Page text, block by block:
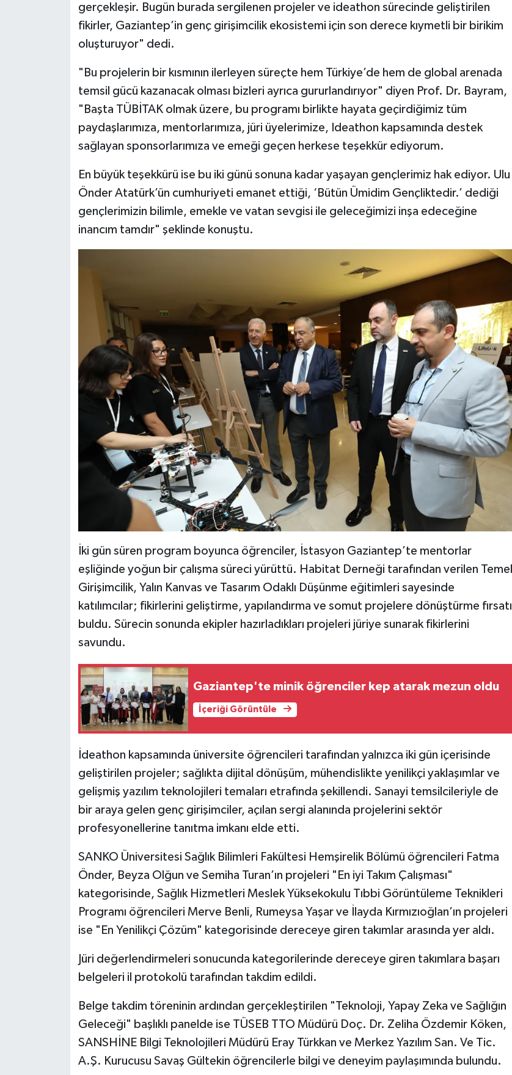
gerçekleşir. Bugün burada sergilenen projeler ve ideathon sürecinde geliştirilen
fikirler, Gaziantep’in genç girişimcilik ekosistemi için son derece kıymetli bir birikim
oluşturuyor" dedi.
"Bu projelerin bir kısmının ilerleyen süreçte hem Türkiye’de hem de global arenada
temsil gücü kazanacak olması bizleri ayrıca gururlandırıyor" diyen Prof. Dr. Bayram,
"Başta TÜBİTAK olmak üzere, bu programı birlikte hayata geçirdiğimiz tüm
paydaşlarımıza, mentorlarımıza, jüri üyelerimize, Ideathon kapsamında destek
sağlayan sponsorlarımıza ve emeği geçen herkese teşekkür ediyorum.
En büyük teşekkürü ise bu iki günü sonuna kadar yaşayan gençlerimiz hak ediyor. Ulu
Önder Atatürk’ün cumhuriyeti emanet ettiği, ‘Bütün Ümidim Gençliktedir.’ dediği
gençlerimizin bilimle, emekle ve vatan sevgisi ile geleceğimizi inşa edeceğine
inancım tamdır" şeklinde konuştu.
İki gün süren program boyunca öğrenciler, İstasyon Gaziantep’te mentorlar
eşliğinde yoğun bir çalışma süreci yürüttü. Habitat Derneği tarafından verilen Temel
Girişimcilik, Yalın Kanvas ve Tasarım Odaklı Düşünme eğitimleri sayesinde
katılımcılar; fikirlerini geliştirme, yapılandırma ve somut projelere dönüştürme fırsatı
buldu. Sürecin sonunda ekipler hazırladıkları projeleri jüriye sunarak fikirlerini
savundu.
Gaziantep'te minik öğrenciler kep atarak mezun oldu
İçeriği Görüntüle
İdeathon kapsamında üniversite öğrencileri tarafından yalnızca iki gün içerisinde
geliştirilen projeler; sağlıkta dijital dönüşüm, mühendislikte yenilikçi yaklaşımlar ve
gelişmiş yazılım teknolojileri temaları etrafında şekillendi. Sanayi temsilcileriyle de
bir araya gelen genç girişimciler, açılan sergi alanında projelerini sektör
profesyonellerine tanıtma imkanı elde etti.
SANKO Üniversitesi Sağlık Bilimleri Fakültesi Hemşirelik Bölümü öğrencileri Fatma
Önder, Beyza Olğun ve Semiha Turan’ın projeleri "En iyi Takım Çalışması"
kategorisinde, Sağlık Hizmetleri Meslek Yüksekokulu Tıbbi Görüntüleme Teknikleri
Programı öğrencileri Merve Benli, Rumeysa Yaşar ve İlayda Kırmızıoğlan’ın projeleri
ise "En Yenilikçi Çözüm" kategorisinde dereceye giren takımlar arasında yer aldı.
Jüri değerlendirmeleri sonucunda kategorilerinde dereceye giren takımlara başarı
belgeleri il protokolü tarafından takdim edildi.
Belge takdim töreninin ardından gerçekleştirilen "Teknoloji, Yapay Zeka ve Sağlığın
Geleceği" başlıklı panelde ise TÜSEB TTO Müdürü Doç. Dr. Zeliha Özdemir Köken,
SANSHİNE Bilgi Teknolojileri Müdürü Eray Türkkan ve Merkez Yazılım San. Ve Tic.
A.Ş. Kurucusu Savaş Gültekin öğrencilerle bilgi ve deneyim paylaşımında bulundu.